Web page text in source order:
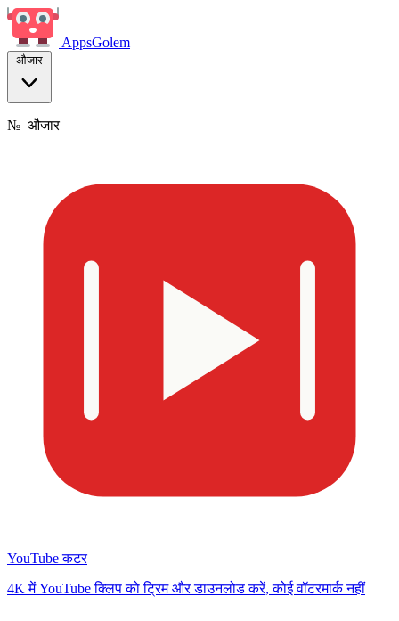
AppsGolem
औजार
№ औजार
YouTube कटर
4K में YouTube क्लिप को ट्रिम और डाउनलोड करें, कोई वॉटरमार्क नहीं